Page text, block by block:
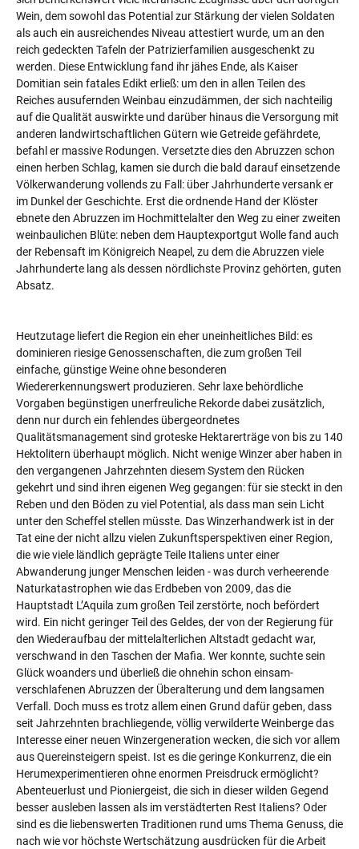
Wein, dem sowohl das Potential zur Stärkung der vielen Soldaten
als auch ein ausreichendes Niveau attestiert wurde, um an den
reich gedeckten Tafeln der Patrizierfamilien ausgeschenkt zu
werden. Diese Entwicklung fand ihr jähes Ende, als Kaiser
Domitian sein fatales Edikt erließ: um den in allen Teilen des
Reiches ausufernden Weinbau einzudämmen, der sich nachteilig
auf die Qualität auswirkte und darüber hinaus die Versorgung mit
anderen landwirtschaftlichen Gütern wie Getreide gefährdete,
befahl er massive Rodungen. Versetzte dies den Abruzzen schon
einen herben Schlag, kamen sie durch die bald darauf einsetzende
Völkerwanderung vollends zu Fall: über Jahrhunderte versank er
im Dunkel der Geschichte. Erst die ordnende Hand der Klöster
ebnete den Abruzzen im Hochmittelalter den Weg zu einer zweiten
weinbaulichen Blüte: neben dem Hauptexportgut Wolle fand auch
der Rebensaft im Königreich Neapel, zu dem die Abruzzen viele
Jahrhunderte lang als dessen nördlichste Provinz gehörten, guten
Absatz.
Heutzutage liefert die Region ein eher uneinheitliches Bild: es
dominieren riesige Genossenschaften, die zum großen Teil
einfache, günstige Weine ohne besonderen
Wiedererkennungswert produzieren. Sehr laxe behördliche
Vorgaben begünstigen unerfreuliche Rekorde dabei zusätzlich,
denn nur durch ein fehlendes übergeordnetes
Qualitätsmanagement sind groteske Hektarerträge von bis zu 140
Hektolitern überhaupt möglich. Nicht wenige Winzer aber haben in
den vergangenen Jahrzehnten diesem System den Rücken
gekehrt und sind ihren eigenen Weg gegangen: für sie steckt in den
Reben und den Böden zu viel Potential, als dass man sein Licht
unter den Scheffel stellen müsste. Das Winzerhandwerk ist in der
Tat eine der nicht allzu vielen Zukunftsperspektiven einer Region,
die wie viele ländlich geprägte Teile Italiens unter einer
Abwanderung junger Menschen leiden - was durch verheerende
Naturkatastrophen wie das Erdbeben von 2009, das die
Hauptstadt L’Aquila zum großen Teil zerstörte, noch befördert
wird. Ein nicht geringer Teil des Geldes, der von der Regierung für
den Wiederaufbau der mittelalterlichen Altstadt gedacht war,
verschwand in den Taschen der Mafia. Wer konnte, suchte sein
Glück woanders und überließ die ohnehin schon einsam-
verschlafenen Abruzzen der Überalterung und dem langsamen
Verfall. Doch muss es trotz allem einen Grund dafür geben, dass
seit Jahrzehnten brachliegende, völlig verwilderte Weinberge das
Interesse einer neuen Winzergeneration wecken, die sich vor allem
aus Quereinsteigern speist. Ist es die geringe Konkurrenz, die ein
Herumexperimentieren ohne enormen Preisdruck ermöglicht?
Abenteuerlust und Pioniergeist, die sich in dieser wilden Gegend
besser ausleben lassen als im verstädterten Rest Italiens? Oder
sind es die liebenswerten Traditionen rund ums Thema Genuss, die
nach wie vor höchste Wertschätzung ausdrücken für die Arbeit